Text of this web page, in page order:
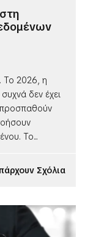
Το 2026, η
δεν έχει
προσπαθούν
Το...
Σχόλια